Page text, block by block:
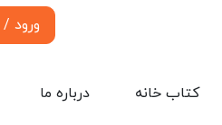
ورود
درباره ما کتاب خانه